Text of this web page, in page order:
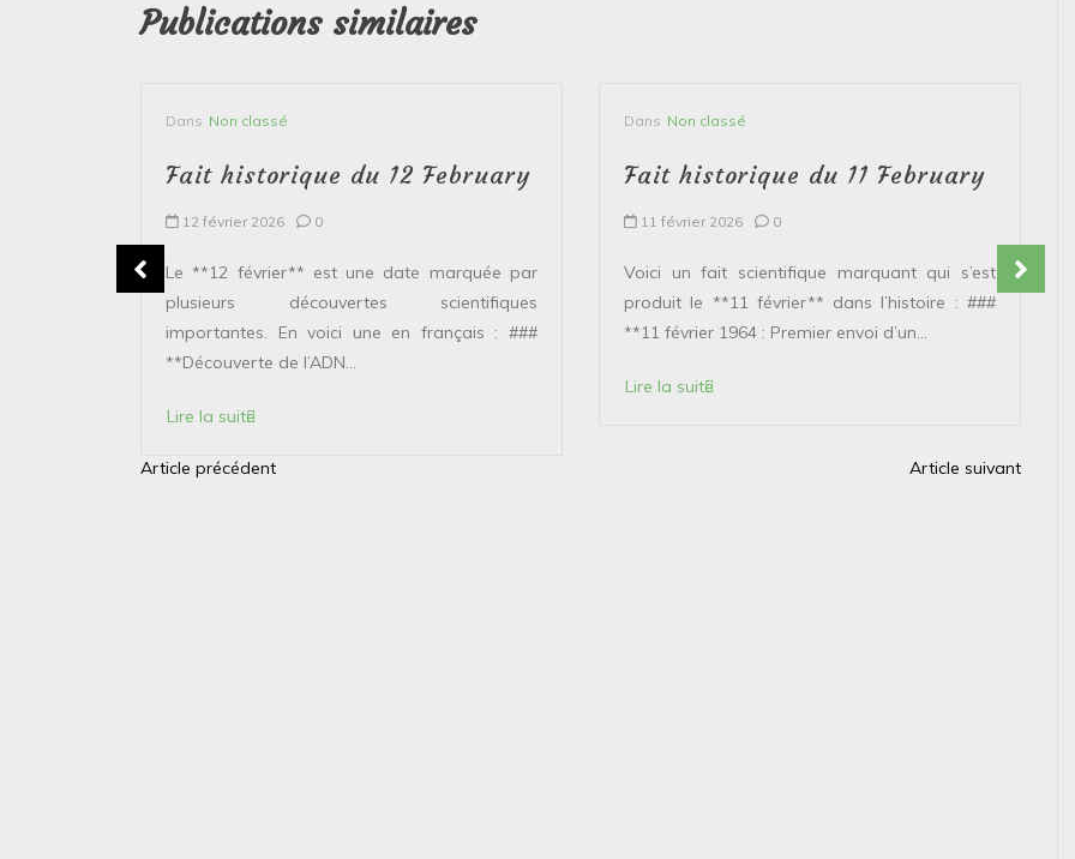
Publications similaires
Dans Non classé
Fait historique du 12 February
12 février 2026 0
Le **12 février** est une date marquée par
plusieurs découvertes scientifiques
importantes. En voici une en français : ###
**Découverte de l’ADN...
Lire la suite
Dans Non classé
Fait historique du 11 February
11 février 2026 0
Voici un fait scientifique marquant qui s’est
produit le **11 février** dans l’histoire : ###
**11 février 1964 : Premier envoi d’un...
Lire la suite
N
Article précédent Article suivant